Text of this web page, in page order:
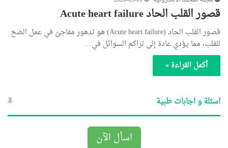
قصور القلب الحاد Acute heart failure
قصور القلب الحاد (Acute heart failure) هو تدهور مفاجئ في عمل الضخ
للقلب، مما يؤدي عادة إلى تراكم السوائل في…
أكمل القراءة »
اسئلة و اجابات طبية
اسأل الآن